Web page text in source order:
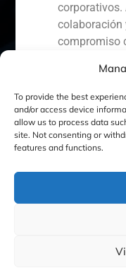
To provide the best
and/or access device
allow us to process data
site. Not consenting or
features and functions.
Ecuador
Política de
corporativos.
colaboración
compromiso
Capital
GBS Finance